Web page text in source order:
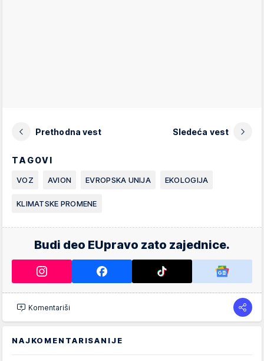
Prethodna vest Sledeća vest
TAGOVI
VOZ AVION EVROPSKA UNIJA EKOLOGIJA
KLIMATSKE PROMENE
Budi deo EUpravo zato zajednice.
Komentariši
NAJKOMENTARISANIJE